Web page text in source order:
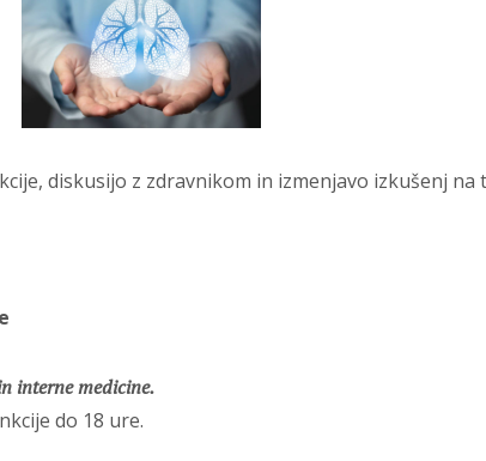
diskusijo z zdravnikom in izmenjavo izkušenj na
interne medicine.
do 18 ure.